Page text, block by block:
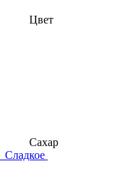
Цвет
Сахар
Сладкое